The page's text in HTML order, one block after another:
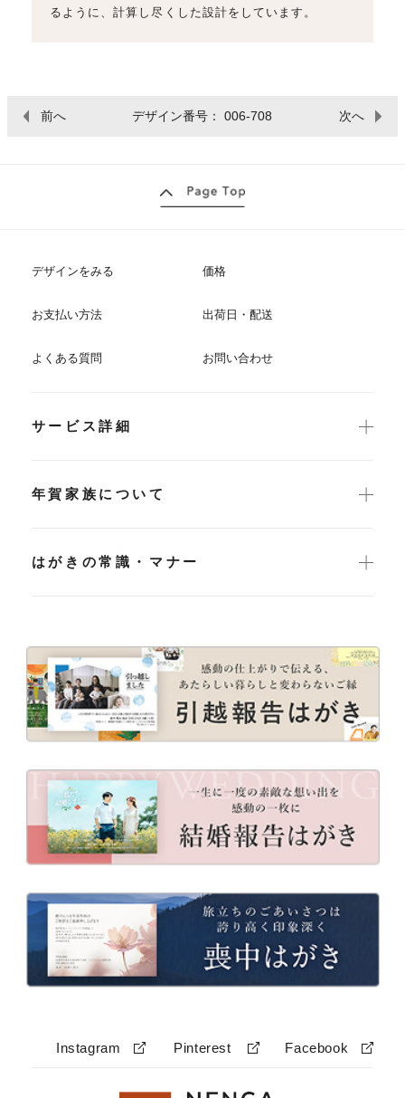
るように、計算し尽くした設計をしています。
前へ デザイン番号： 006-708 次へ
デザインをみる 価格
お支払い方法 出荷日・配送
よくある質問 お問い合わせ
サービス詳細
年賀家族について
はがきの常識・マナー
Instagram Pinterest Facebook